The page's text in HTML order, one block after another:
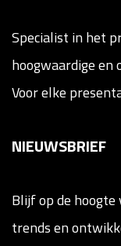
Specialist in het
hoogwaardige en
Voor elke
NIEUWSBRIEF
Blijf op de
trends en